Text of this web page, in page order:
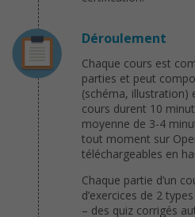
Déroulement
Chaque cours est
parties et peut
(schéma, illustration)
cours durent 10
moyenne de 3-4
tout moment sur
téléchargeables en
Chaque partie d’un
d’exercices de 2 types
– des quiz corrigés